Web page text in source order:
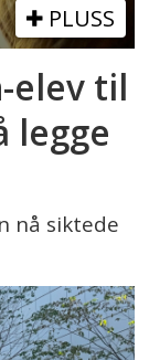
PLUSS
elev til
legge
nå siktede